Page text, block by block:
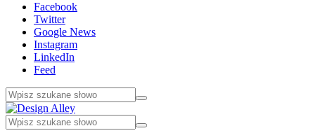
Facebook
Twitter
Google News
Instagram
LinkedIn
Feed